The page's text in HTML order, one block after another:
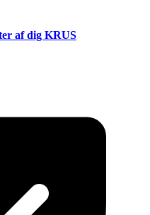
af dig KRUS